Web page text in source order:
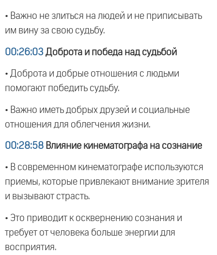
• Важно не злиться на людей и не приписывать
им вину за свою судьбу.
00:26:03 Доброта и победа над судьбой
• Доброта и добрые отношения с людьми
помогают победить судьбу.
• Важно иметь добрых друзей и социальные
отношения для облегчения жизни.
00:28:58 Влияние кинематографа на сознание
• В современном кинематографе используются
приемы, которые привлекают внимание зрителя
и вызывают страсть.
• Это приводит к осквернению сознания и
требует от человека больше энергии для
восприятия.